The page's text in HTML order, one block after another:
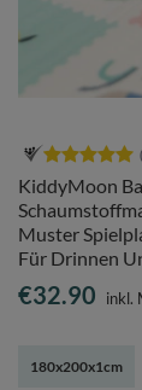
KiddyMoon
Muster
Für Drinnen
180x200x1cm
€32.90 inkl.